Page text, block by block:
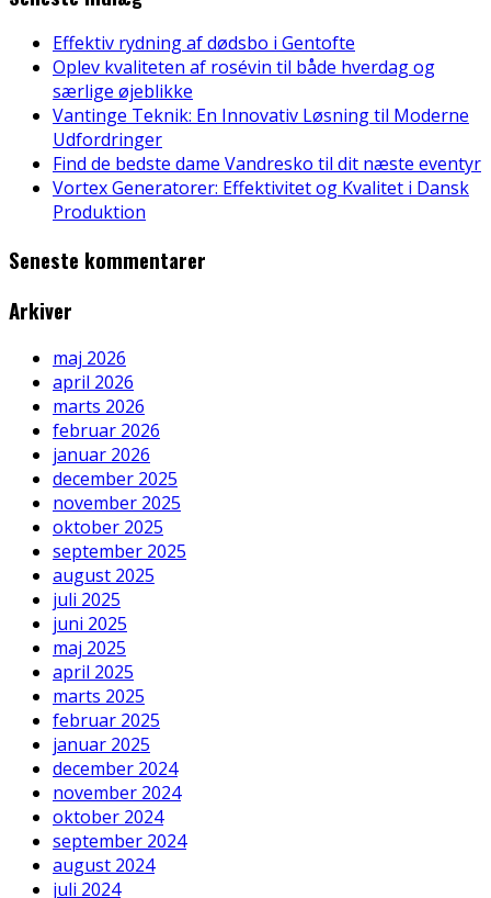
Effektiv rydning af dødsbo i Gentofte
Oplev kvaliteten af rosévin til både hverdag og
særlige øjeblikke
Vantinge Teknik: En Innovativ Løsning til Moderne
Udfordringer
Find de bedste dame Vandresko til dit næste eventyr
Vortex Generatorer: Effektivitet og Kvalitet i Dansk
Produktion
Seneste kommentarer
Arkiver
maj 2026
april 2026
marts 2026
februar 2026
januar 2026
december 2025
november 2025
oktober 2025
september 2025
august 2025
juli 2025
juni 2025
maj 2025
april 2025
marts 2025
februar 2025
januar 2025
december 2024
november 2024
oktober 2024
september 2024
august 2024
juli 2024